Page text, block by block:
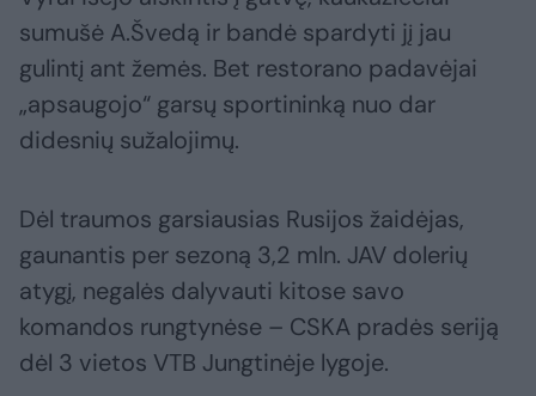
sumušė A.Švedą ir bandė spardyti jį jau
gulintį ant žemės. Bet restorano padavėjai
„apsaugojo“ garsų sportininką nuo dar
didesnių sužalojimų.
Dėl traumos garsiausias Rusijos žaidėjas,
gaunantis per sezoną 3,2 mln. JAV dolerių
atygį, negalės dalyvauti kitose savo
komandos rungtynėse – CSKA pradės seriją
dėl 3 vietos VTB Jungtinėje lygoje.